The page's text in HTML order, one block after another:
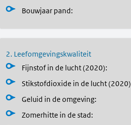
Bouwjaar pand:
2. Leefomgevingskwaliteit
Fijnstof in de lucht (2020):
Stikstofdioxide in de lucht (2020)
Geluid in de omgeving:
Zomerhitte in de stad: